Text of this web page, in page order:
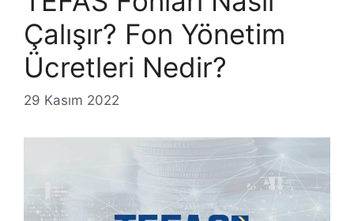
Çalışır? Fon Yönetim
Ücretleri Nedir?
29 Kasım 2022